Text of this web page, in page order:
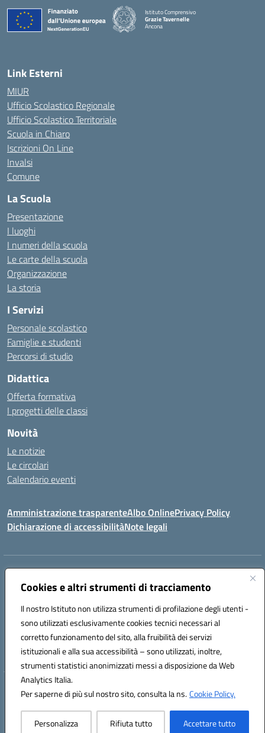
Cookies e altri strumenti di tracciamento
Il nostro Istituto non utilizza strumenti di profilazione degli utenti -
sono utilizzati esclusivamente cookies tecnici necessari al
corretto funzionamento del sito, alla fruibilità dei servizi
istituzionali e alla sua accessibilità – sono utilizzati, inoltre,
strumenti statistici anonimizzati messi a disposizione da Web
Analytics Italia.
Per saperne di più sul nostro sito, consulta la ns.Cookie Policy.
Personalizza Rifiuta tutto Accettare tutto
Istituto Comprensivo
Grazie Tavernelle
Ancona
Link Esterni
MIUR
Ufficio Scolastico Regionale
Ufficio Scolastico Territoriale
Scuola in Chiaro
Iscrizioni On Line
Invalsi
Comune
La Scuola
Presentazione
I luoghi
I numeri della scuola
Le carte della scuola
Organizzazione
La storia
I Servizi
Personale scolastico
Famiglie e studenti
Percorsi di studio
Didattica
Offerta formativa
I progetti delle classi
Novità
Le notizie
Le circolari
Calendario eventi
Amministrazione trasparenteAlbo OnlinePrivacy Policy
Dichiarazione di accessibilitàNote legali
Indirizzo:
Centralino:+39 071 89 52 08 Email:anic82000a@istruzione.it
Codice fiscale: 93084540421
Codice meccanografico:
ANIC82000A
Codice unico di fatturazione (CUF): UFF6L6
Hosting & Powered by 3D Solution S.r.l.
Concept & Design by Designers Italia